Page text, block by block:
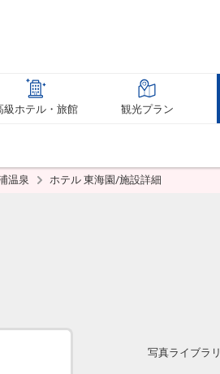
級ホテル・旅館 観光プラン
温泉 ホテル 東海園/施設詳細
写真ライブラリ